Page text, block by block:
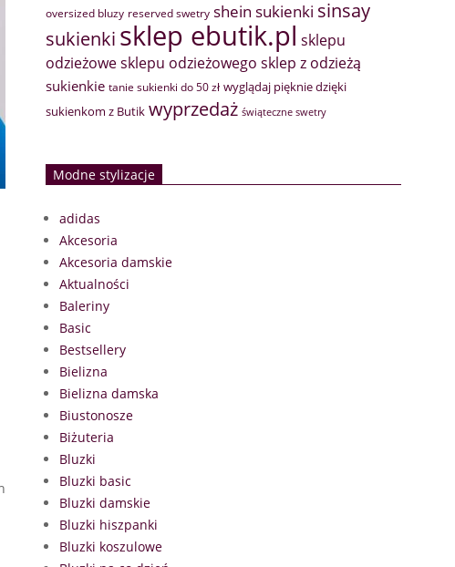
oversized bluzy reserved swetry shein sukienki sinsay
sukienki sklep ebutik.pl sklepu
odzieżowesklepu odzieżowego sklep z odzieżą
sukienkie tanie sukienki do 50 zł wyglądaj pięknie dzięki
sukienkom z Butik wyprzedaż świąteczne swetry
Modne stylizacje
adidas
Akcesoria
Akcesoria damskie
Aktualności
Baleriny
Basic
Bestsellery
Bielizna
Bielizna damska
Biustonosze
Biżuteria
Bluzki
Bluzki basic
Bluzki damskie
Bluzki hiszpanki
Bluzki koszulowe